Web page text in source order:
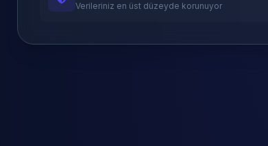
Verileriniz en üst düzeyde korunuyor